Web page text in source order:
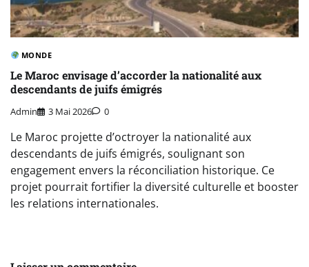
MONDE
Le Maroc envisage d’accorder la nationalité aux
descendants de juifs émigrés
Admin 3 Mai 2026 0
Le Maroc projette d’octroyer la nationalité aux
descendants de juifs émigrés, soulignant son
engagement envers la réconciliation historique. Ce
projet pourrait fortifier la diversité culturelle et booster
les relations internationales.